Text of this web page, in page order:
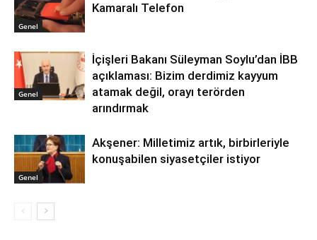
Genel
Kamaralı Telefon
Genel
İçişleri Bakanı Süleyman Soylu’dan İBB
açıklaması: Bizim derdimiz kayyum
atamak değil, orayı terörden
arındırmak
Genel
Akşener: Milletimiz artık, birbirleriyle
konuşabilen siyasetçiler istiyor